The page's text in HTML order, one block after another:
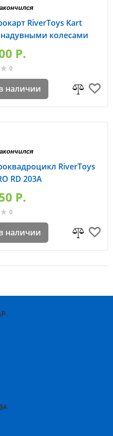
RiverToys Kart
надувными колесами
P.
0
наличии
RiverToys
RD 203А
P.
0
наличии